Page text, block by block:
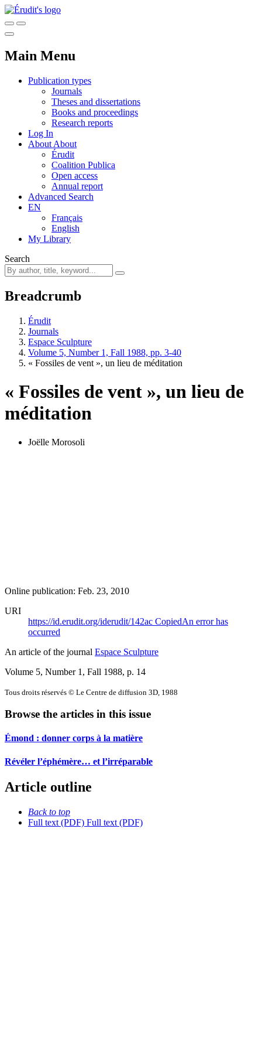
Main Menu
Publication types
Journals
Theses and dissertations
Books and proceedings
Research reports
Log In
About About
Érudit
Coalition Publica
Open access
Annual report
Advanced Search
EN
Français
English
My Library
Search
Breadcrumb
Érudit
Journals
Espace Sculpture
Volume 5, Number 1, Fall 1988, pp. 3-40
« Fossiles de vent », un lieu de méditation
« Fossiles de vent », un lieu de
méditation
Joëlle Morosoli
Online publication: Feb. 23, 2010
URI
https://id.erudit.org/iderudit/142ac CopiedAn error has
occurred
An article of the journal Espace Sculpture
Volume 5, Number 1, Fall 1988, p. 14
Tous droits réservés © Le Centre de diffusion 3D, 1988
Browse the articles in this issue
Émond : donner corps à la matière
Révéler l’éphémère… et l’irréparable
Article outline
Back to top
Full text (PDF) Full text (PDF)